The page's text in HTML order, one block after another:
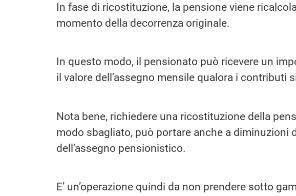
In fase di ricostituzione, la pensione viene
momento della decorrenza originale.
In questo modo, il pensionato può ricevere un
il valore dell’assegno mensile qualora i contributi
Nota bene, richiedere una ricostituzione della
modo sbagliato, può portare anche a diminuzioni
dell’assegno pensionistico.
E’ un’operazione quindi da non prendere sotto